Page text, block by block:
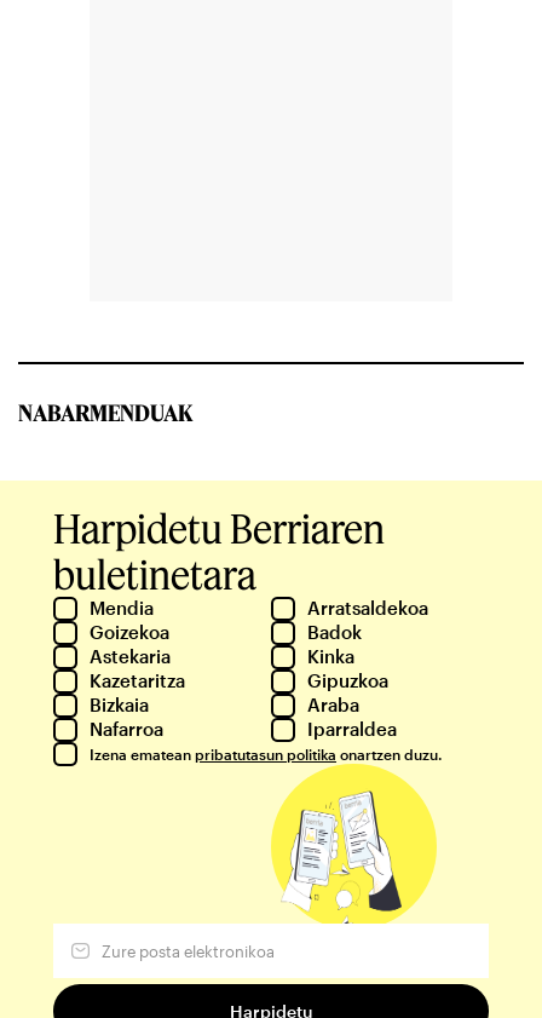
NABARMENDUAK
Harpidetu Berriaren
buletinetara
Mendia
Arratsaldekoa
Goizekoa
Badok
Astekaria
Kinka
Kazetaritza
Gipuzkoa
Bizkaia
Araba
Nafarroa
Iparraldea
Izena ematean pribatutasun politika onartzen duzu.